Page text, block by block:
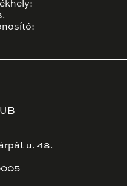
u. 48.